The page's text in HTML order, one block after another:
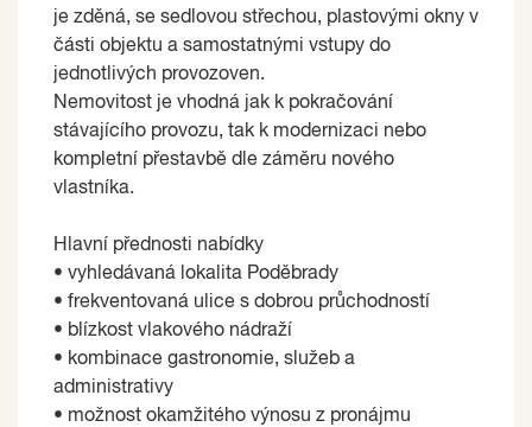
je zděná, se sedlovou střechou, plastovými okny v
části objektu a samostatnými vstupy do
jednotlivých provozoven.
Nemovitost je vhodná jak k pokračování
stávajícího provozu, tak k modernizaci nebo
kompletní přestavbě dle záměru nového
vlastníka.
Hlavní přednosti nabídky
• vyhledávaná lokalita Poděbrady
• frekventovaná ulice s dobrou průchodností
• blízkost vlakového nádraží
• kombinace gastronomie, služeb a
administrativy
• možnost okamžitého výnosu z pronájmu